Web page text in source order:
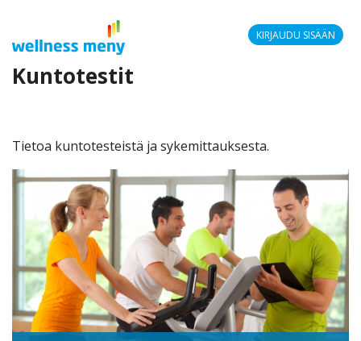
Wellnessmeny
KIRJAUDU SISÄÄN
Kuntotestit
Tietoa kuntotesteistä ja sykemittauksesta.